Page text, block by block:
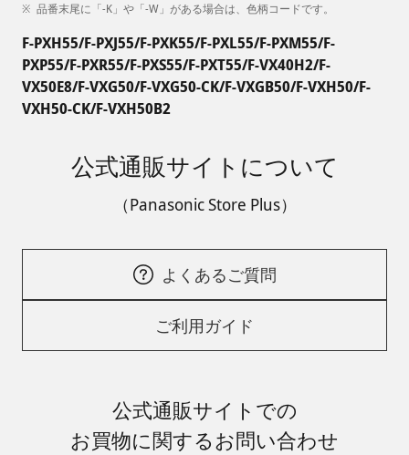
品番末尾に「-K」や「-W」がある場合は、色柄コードです。
F-PXH55/F-PXJ55/F-PXK55/F-PXL55/F-PXM55/F-
PXP55/F-PXR55/F-PXS55/F-PXT55/F-VX40H2/F-
VX50E8/F-VXG50/F-VXG50-CK/F-VXGB50/F-VXH50/F-
VXH50-CK/F-VXH50B2
公式通販サイトについて
（Panasonic Store Plus）
よくあるご質問
ご利用ガイド
公式通販サイトでの
お買物に関するお問い合わせ